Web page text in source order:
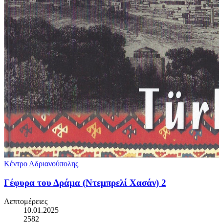
Κέντρο Αδριανούπολης
Γέφυρα του Δράμα (Ντεμπρελί Χασάν) 2
Λεπτομέρειες
10.01.2025
2582